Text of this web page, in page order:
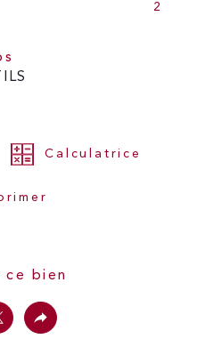
2
Calculatrice
ce bien